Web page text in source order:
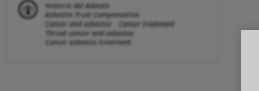
Historia del Asbesto
Asbestos Trust Compensation
Cancer and asbestos
Cancer treatment
Throat cancer and asbestos
Cancer asbestos treatment